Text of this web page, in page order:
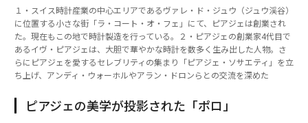
１・スイス時計産業の中心エリアであるヴァレ・ド・ジュウ（ジュウ渓谷）
に位置する小さな街「ラ・コート・オ・フェ」にて、ピアジェは創業され
た。現在もこの地で時計製造を行っている。２・ピアジェの創業家4代目で
あるイヴ・ピアジェは、大胆で華やかな時計を数多く生み出した人物。さ
らにピアジェを愛するセレブリティの集まり「ピアジェ・ソサエティ」を立
ち上げ、アンディ・ウォーホルやアラン・ドロンらとの交流を深めた
ピアジェの美学が投影された「ポロ」